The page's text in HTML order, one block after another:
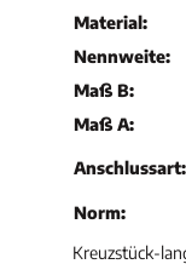
Material:
Nennweite:
Maß B:
Maß A:
Anschlussart:
Norm:
Kreuzstück-